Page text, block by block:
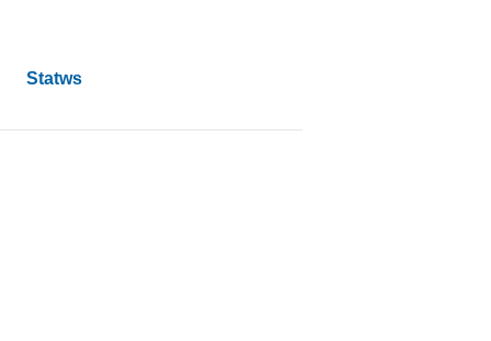
Statws